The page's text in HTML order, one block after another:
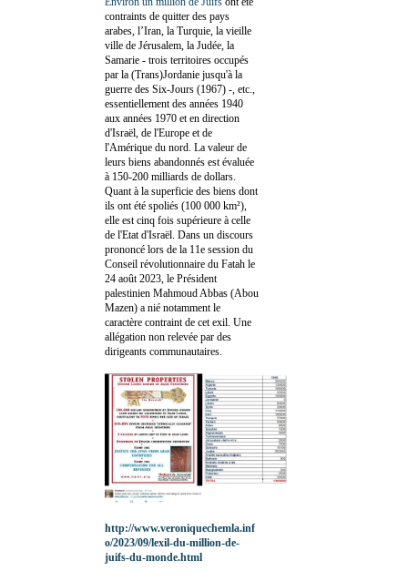
contraints de quitter des pays
arabes, l’Iran, la Turquie, la vieille
ville de Jérusalem, la Judée, la
Samarie - trois territoires occupés
par la (Trans)Jordanie jusqu'à la
guerre des Six-Jours (1967) -, etc.,
essentiellement des années 1940
aux années 1970 et en direction
d'Israël, de l'Europe et de
l'Amérique du nord. La valeur de
leurs biens abandonnés est évaluée
à 150-200 milliards de dollars.
Quant à la superficie des biens dont
ils ont été spoliés (100 000 km²),
elle est cinq fois supérieure à celle
de l'Etat d'Israël. Dans un discours
prononcé lors de la 11e session du
Conseil révolutionnaire du Fatah le
24 août 2023, le Président
palestinien Mahmoud Abbas (Abou
Mazen) a nié notamment le
caractère contraint de cet exil. Une
allégation non relevée par des
dirigeants communautaires.
http://www.veroniquechemla.inf
o/2023/09/lexil-du-million-de-
juifs-du-monde.html